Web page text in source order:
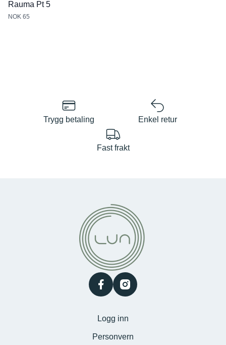
Rauma Pt 5
NOK 65
Trygg betaling Enkel retur
Fast frakt
facebookinstagram
Logg inn
Personvern